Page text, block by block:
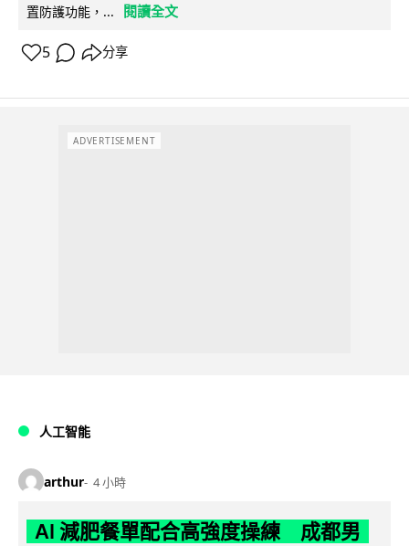
置防護功能，...
閱讀全文
5 分享
ADVERTISEMENT
人工智能
arthur 4 小時
AI 減肥餐單配合高強度操練 成都男